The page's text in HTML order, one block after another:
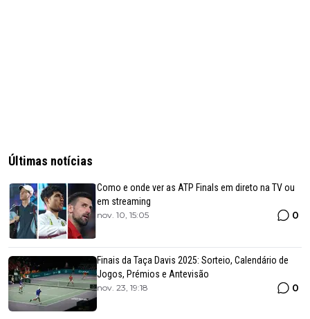
Últimas notícias
Como e onde ver as ATP Finals em direto na TV ou
em streaming
nov. 10, 15:05 0
Finais da Taça Davis 2025: Sorteio, Calendário de
Jogos, Prémios e Antevisão
nov. 23, 19:18 0